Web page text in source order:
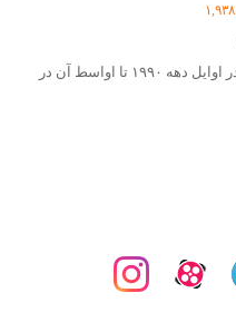
۱,۹۳۸
امانوئل کاراجیانس حزب التحریر احتمالا در اوایل دهه ۱۹۹۰ تا اواسط آن در